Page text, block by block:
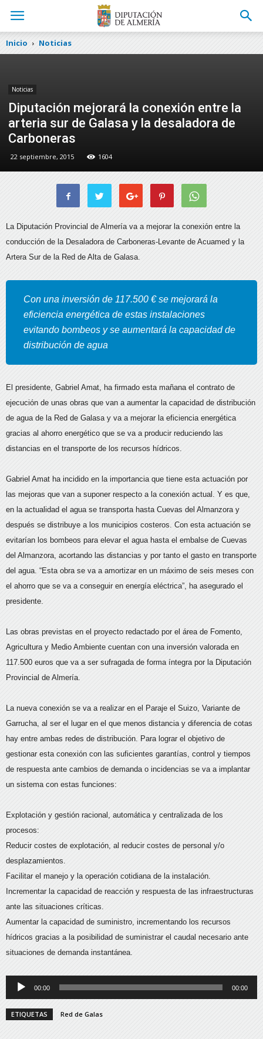
Inicio Noticias
Noticias
Diputación mejorará la conexión entre la
arteria sur de Galasa y la desaladora de
Carboneras
22 septiembre, 2015 1604
La Diputación Provincial de Almería va a mejorar la conexión entre la
conducción de la Desaladora de Carboneras-Levante de Acuamed y la
Artera Sur de la Red de Alta de Galasa.
Con una inversión de 117.500 € se mejorará la
eficiencia energética de estas instalaciones
evitando bombeos y se aumentará la capacidad de
distribución de agua
El presidente, Gabriel Amat, ha firmado esta mañana el contrato de
ejecución de unas obras que van a aumentar la capacidad de distribución
de agua de la Red de Galasa y va a mejorar la eficiencia energética
gracias al ahorro energético que se va a producir reduciendo las
distancias en el transporte de los recursos hídricos.
Gabriel Amat ha incidido en la importancia que tiene esta actuación por
las mejoras que van a suponer respecto a la conexión actual. Y es que,
en la actualidad el agua se transporta hasta Cuevas del Almanzora y
después se distribuye a los municipios costeros. Con esta actuación se
evitarían los bombeos para elevar el agua hasta el embalse de Cuevas
del Almanzora, acortando las distancias y por tanto el gasto en transporte
del agua. “Esta obra se va a amortizar en un máximo de seis meses con
el ahorro que se va a conseguir en energía eléctrica”, ha asegurado el
presidente.
Las obras previstas en el proyecto redactado por el área de Fomento,
Agricultura y Medio Ambiente cuentan con una inversión valorada en
117.500 euros que va a ser sufragada de forma íntegra por la Diputación
Provincial de Almería.
La nueva conexión se va a realizar en el Paraje el Suizo, Variante de
Garrucha, al ser el lugar en el que menos distancia y diferencia de cotas
hay entre ambas redes de distribución. Para lograr el objetivo de
gestionar esta conexión con las suficientes garantías, control y tiempos
de respuesta ante cambios de demanda o incidencias se va a implantar
un sistema con estas funciones:
Explotación y gestión racional, automática y centralizada de los
procesos:
Reducir costes de explotación, al reducir costes de personal y/o
desplazamientos.
Facilitar el manejo y la operación cotidiana de la instalación.
Incrementar la capacidad de reacción y respuesta de las infraestructuras
ante las situaciones críticas.
Aumentar la capacidad de suministro, incrementando los recursos
hídricos gracias a la posibilidad de suministrar el caudal necesario ante
situaciones de demanda instantánea.
Reproductor
de
audio
00:00 00:00
ETIQUETAS Red de Galas